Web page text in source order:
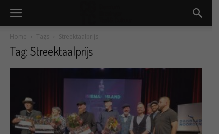
Home Tags Streektaalprijs
Tag: Streektaalprijs